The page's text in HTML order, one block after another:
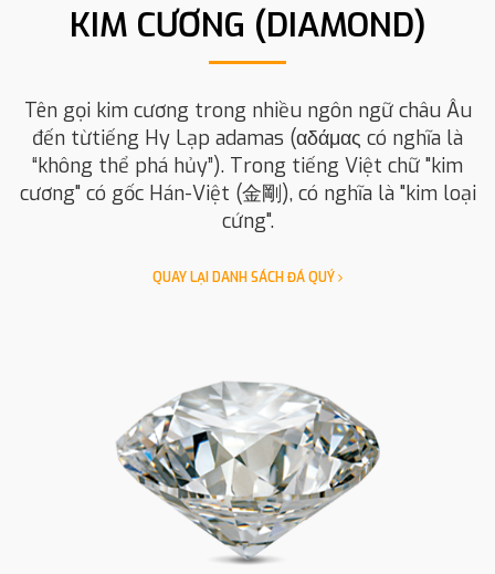
KIM CƯƠNG (DIAMOND)
Tên gọi kim cương trong nhiều ngôn ngữ châu Âu
đến từtiếng Hy Lạp adamas (αδάμας có nghĩa là
“không thể phá hủy”). Trong tiếng Việt chữ "kim
cương" có gốc Hán-Việt (金剛), có nghĩa là "kim loại
cứng".
QUAY LẠI DANH SÁCH ĐÁ QUÝ